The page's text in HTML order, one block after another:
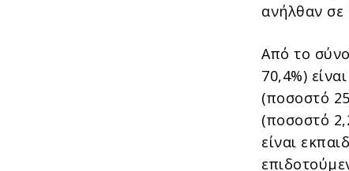
ανήλθαν σε
Από το
70,4%)
(ποσοστό
(ποσοστό
είναι